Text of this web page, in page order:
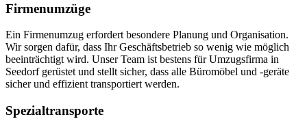
Firmenumzüge
Ein Firmenumzug erfordert besondere Planung und Organisation.
Wir sorgen dafür, dass Ihr Geschäftsbetrieb so wenig wie möglich
beeinträchtigt wird. Unser Team ist bestens für Umzugsfirma in
Seedorf gerüstet und stellt sicher, dass alle Büromöbel und -geräte
sicher und effizient transportiert werden.
Spezialtransporte